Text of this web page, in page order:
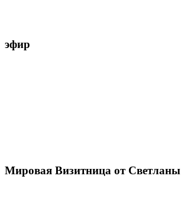
эфир
Мировая Визитница от Светланы